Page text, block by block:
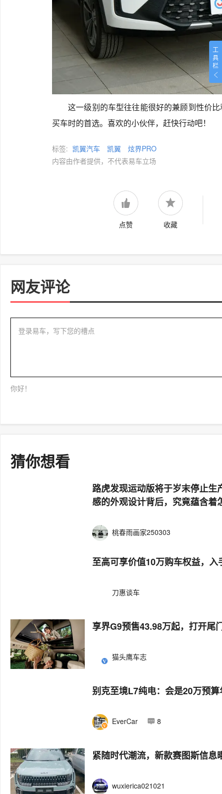
工
具
栏
这一级别的车型往往能很好的兼顾到性价
买车时的首选。喜欢的小伙伴，赶快行动吧！
标签: 凯翼汽车 凯翼
炫界PRO
内容由作者提供，不代表易车立场
点赞 收藏
网友评论
登录易车，写下您的槽点
你好！
猜你想看
路虎发现运动版将于岁末停止
感的外观设计背后，究竟蕴含着
桃春雨画家250303
至高可享价值10万购车权益，
刀惠谈车
享界G9预售43.98万起，打开尾
猫头鹰车志
别克至境L7纯电：会是20万预
EverCar 8
紧随时代潮流，新款赛图斯信
wuxierica021021